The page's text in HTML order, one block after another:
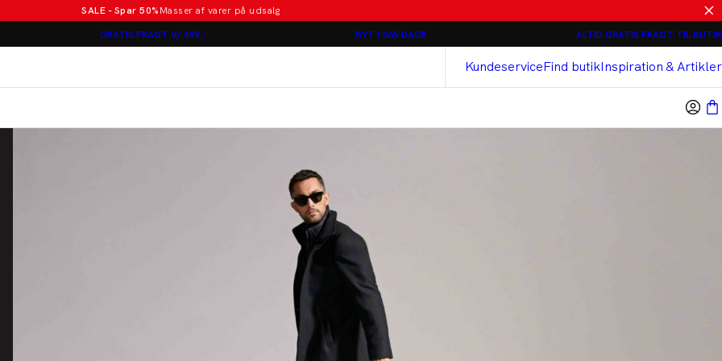
SALE - Spar 50%Masser af varer på udsalg
GRATIS FRAGT V/ 499,- BYT I 365 DAGE ALTID GRATIS FRAGT TIL BUTIK
KundeserviceFind butikInspiration & Artikler
Poloer i nye farver Relaxed loose fit Chinos - 2 stk 800 kr
Jakkesæt fra 1499 kr. Cashmere Touch Bukser
Lindbergh